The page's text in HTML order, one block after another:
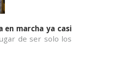
en marcha ya casi
de ser solo los